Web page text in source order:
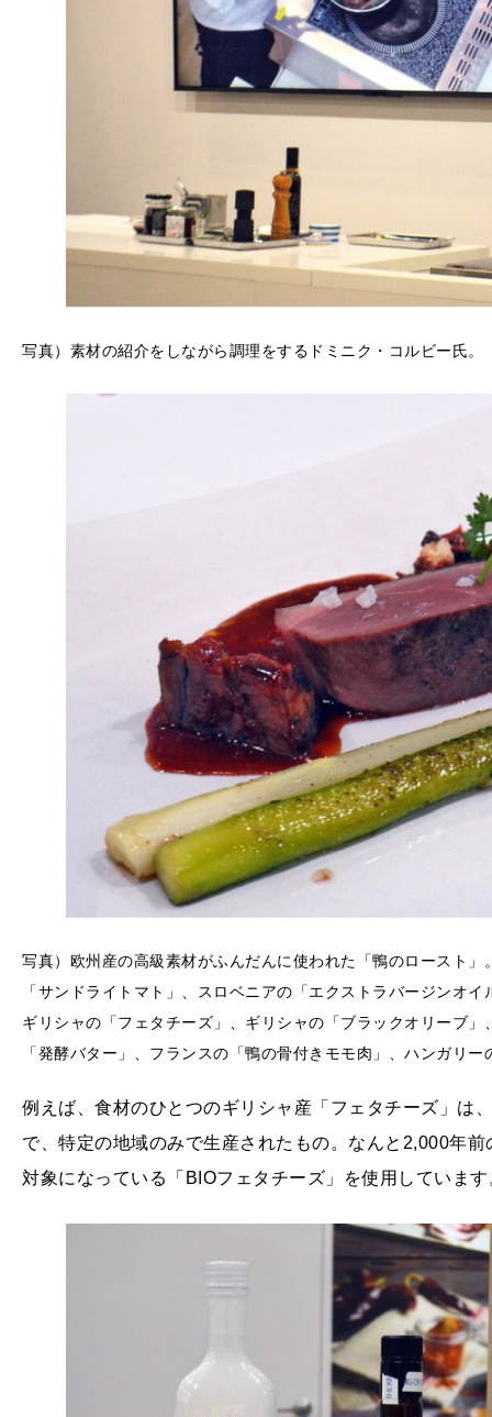
写真）素材の紹介をしながら調理をするドミニク・コルビー氏。
写真）欧州産の高級素材がふんだんに使われた「鴨のロースト
「サンドライトマト」、スロベニアの「エクストラバージンオ
ギリシャの「フェタチーズ」、ギリシャの「ブラックオリーブ
「発酵バター」、フランスの「鴨の骨付きモモ肉」、ハンガリー
例えば、食材のひとつのギリシャ産「フェタチーズ」は
で、特定の地域のみで生産されたもの。なんと2,000年
対象になっている「BIOフェタチーズ」を使用しています